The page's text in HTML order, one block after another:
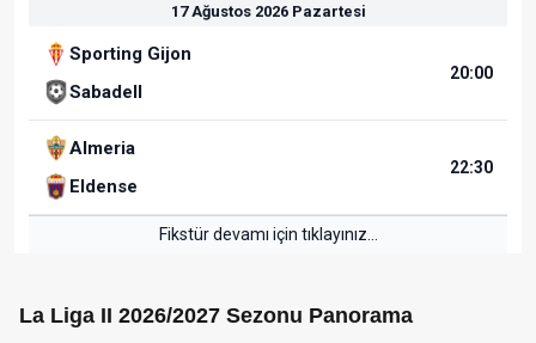
17 Ağustos 2026 Pazartesi
Sporting Gijon
Sabadell
20:00
Almeria
Eldense
22:30
Fikstür devamı için tıklayınız...
La Liga II 2026/2027 Sezonu Panorama